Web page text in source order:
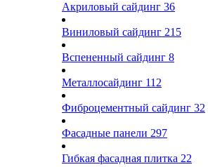
Акриловый сайдинг 36
Виниловый сайдинг 215
Вспененный сайдинг 8
Металлосайдинг 112
Фиброцементный сайдинг 32
Фасадные панели 297
Гибкая фасадная плитка 22